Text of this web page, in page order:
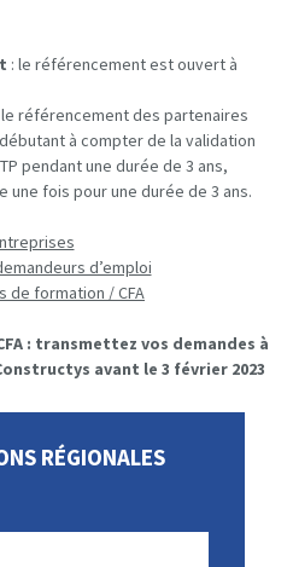
: le référencement est ouvert à
le référencement des partenaires
à compter de la validation
pendant une durée de 3 ans,
fois pour une durée de 3 ans.
d’emploi
de formation / CFA
: transmettez vos demandes à
avant le 3 février 2023
RÉGIONALES